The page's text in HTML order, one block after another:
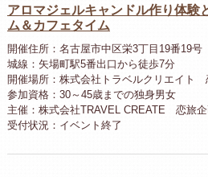
アロマジェルキャンドル作り体験
ム＆カフェタイム
開催住所：名古屋市中区栄3丁目19番19
城線：矢場町駅5番出口から徒歩7分
開催場所：株式会社トラベルクリエイト
参加資格：30～45歳までの独身男女
主催：株式会社TRAVEL CREATE 恋旅
受付状況：イベント終了